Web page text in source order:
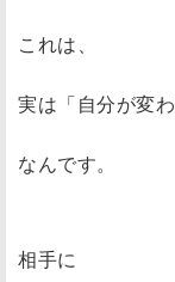
これは、
実は「自分が変わ
なんです。
相手に